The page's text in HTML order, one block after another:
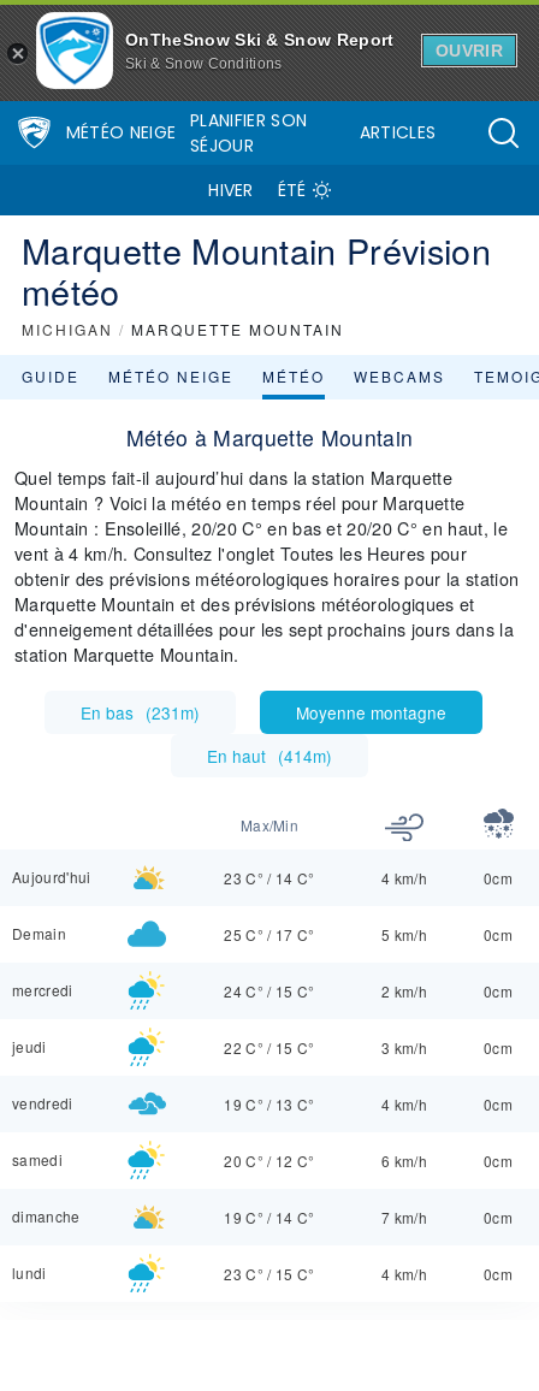
OnTheSnow Ski & Snow Report
Ski & Snow Conditions
OUVRIR
MÉTÉO NEIGE
PLANIFIER SON
SÉJOUR
ARTICLES
HIVER ÉTÉ
Marquette Mountain Prévision
météo
MICHIGAN / MARQUETTE MOUNTAIN
GUIDE MÉTÉO NEIGE MÉTÉO WEBCAMS
Météo à Marquette Mountain
Quel temps fait-il aujourd’hui dans la station Marquette
Mountain ? Voici la météo en temps réel pour Marquette
Mountain : Ensoleillé, 20/20 C° en bas et 20/20 C° en haut, le
vent à 4 km/h. Consultez l'onglet Toutes les Heures pour
obtenir des prévisions météorologiques horaires pour la station
Marquette Mountain et des prévisions météorologiques et
d'enneigement détaillées pour les sept prochains jours dans la
station Marquette Mountain.
En bas (231m)
Moyenne montagne
En haut (414m)
Max/Min
Aujourd'hui 23 C° / 14 C° 4 km/h 0cm
Demain 25 C° / 17 C° 5 km/h 0cm
mercredi 24 C° / 15 C° 2 km/h 0cm
jeudi 22 C° / 15 C° 3 km/h 0cm
vendredi 19 C° / 13 C° 4 km/h 0cm
samedi 20 C° / 12 C° 6 km/h 0cm
dimanche 19 C° / 14 C° 7 km/h 0cm
lundi 23 C° / 15 C° 4 km/h 0cm